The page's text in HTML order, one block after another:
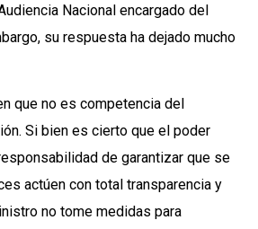
Nacional encargado del
su respuesta ha dejado mucho
que no es competencia del
Si bien es cierto que el poder
de garantizar que se
actúen con total transparencia y
no tome medidas para